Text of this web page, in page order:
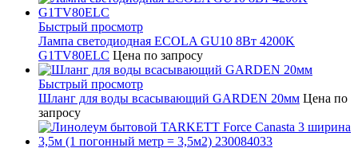
Быстрый просмотр
Лампа светодиодная ECOLA GU10 8Вт 4200K
G1TV80ELC Цена по запросу
Быстрый просмотр
Шланг для воды всасывающий GARDEN 20мм Цена по
запросу